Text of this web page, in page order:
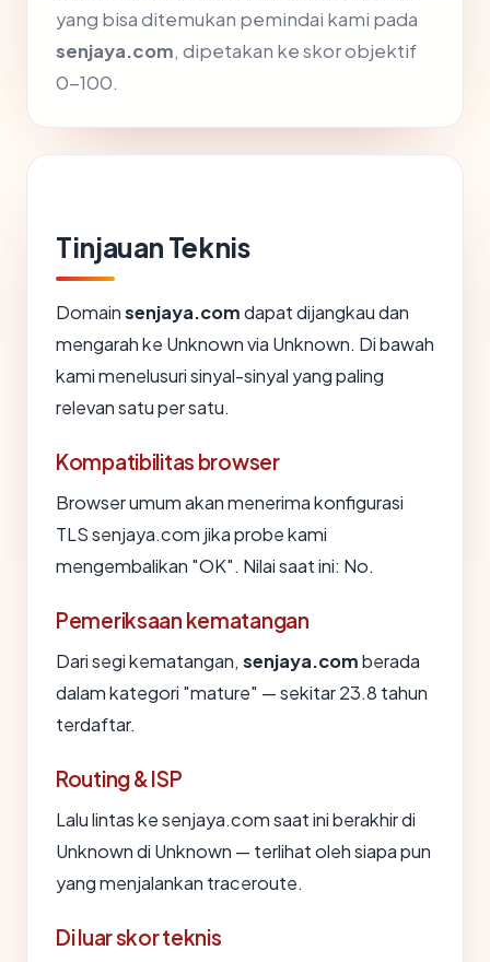
yang bisa ditemukan pemindai kami pada
senjaya.com, dipetakan ke skor objektif
0-100.
Tinjauan Teknis
Domainsenjaya.comdapat dijangkau dan
mengarah ke Unknown via Unknown. Di bawah
kami menelusuri sinyal-sinyal yang paling
relevan satu per satu.
Kompatibilitas browser
Browser umum akan menerima konfigurasi
TLS senjaya.com jika probe kami
mengembalikan "OK". Nilai saat ini: No.
Pemeriksaan kematangan
Dari segi kematangan, senjaya.comberada
dalam kategori "mature" — sekitar 23.8 tahun
terdaftar.
Routing & ISP
Lalu lintas ke senjaya.com saat ini berakhir di
Unknown di Unknown — terlihat oleh siapa pun
yang menjalankan traceroute.
Di luar skor teknis